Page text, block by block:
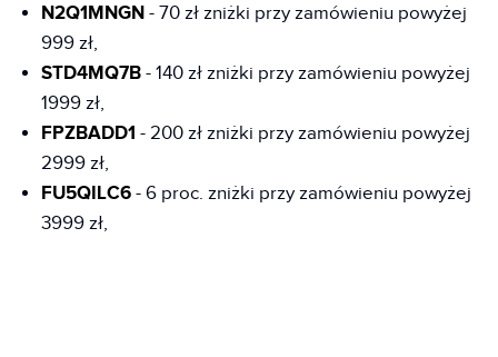
N2Q1MNGN - 70 zł zniżki przy zamówieniu powyżej
999 zł,
STD4MQ7B - 140 zł zniżki przy zamówieniu powyżej
1999 zł,
FPZBADD1 - 200 zł zniżki przy zamówieniu powyżej
2999 zł,
FU5QILC6 - 6 proc. zniżki przy zamówieniu powyżej
3999 zł,